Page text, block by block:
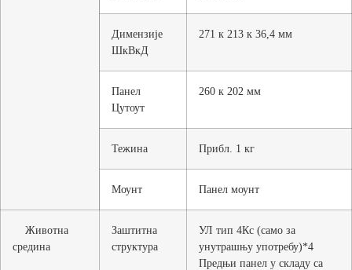
Димензије
ШкВкД
271 к 213 к 36,4 мм
Панел
Цутоут
260 к 202 мм
Тежина Прибл. 1 кг
Моунт Панел моунт
Животна
средина
Заштитна
структура
УЛ тип 4Кс (само за
унутрашњу употребу)*4
Предњи панел у складу са